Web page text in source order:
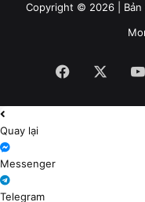
Copyright © 2026 | Bản
Facebook
Quay lại
Messenger
Telegram